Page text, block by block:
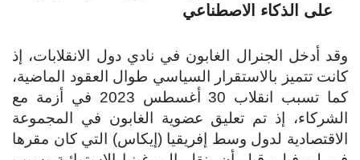
على الذكاء الاصطناعي
وقد أدخل الجنرال الغابون في نادي دول الانقلابات، إذ
كانت تتميز بالاستقرار السياسي طوال العقود الماضية،
كما تسبب انقلاب 30 أغسطس 2023 في أزمة مع
الشركاء، إذ تم تعليق عضوية الغابون في المجموعة
الاقتصادية لدول وسط إفريقيا (إيكاس) التي كان مقرها